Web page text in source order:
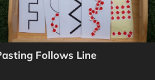
Follows Line